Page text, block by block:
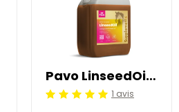
Pavo LinseedOil 5 l
Jugement:5 /51 avis